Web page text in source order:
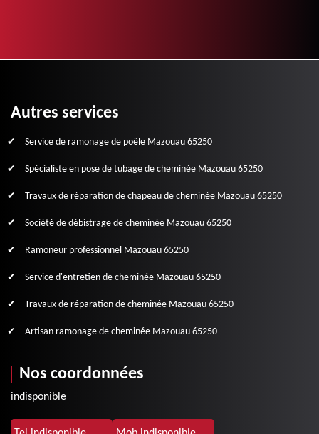
Autres services
Service de ramonage de poêle Mazouau 65250
Spécialiste en pose de tubage de cheminée Mazouau 65250
Travaux de réparation de chapeau de cheminée Mazouau 65250
Société de débistrage de cheminée Mazouau 65250
Ramoneur professionnel Mazouau 65250
Service d'entretien de cheminée Mazouau 65250
Travaux de réparation de cheminée Mazouau 65250
Artisan ramonage de cheminée Mazouau 65250
Nos coordonnées
indisponible